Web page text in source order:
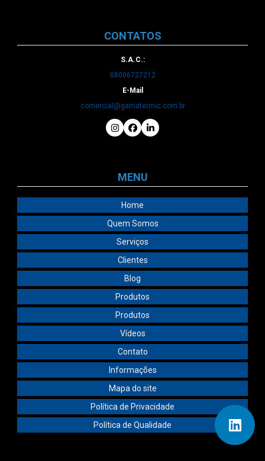
CONTATOS
S.A.C.:
08006727212
E-Mail
comercial@gamatermic.com.br
MENU
Home
Quem Somos
Serviços
Clientes
Blog
Produtos
Produtos
Vídeos
Contato
Informações
Mapa do site
Política de Privacidade
Política de Qualidade